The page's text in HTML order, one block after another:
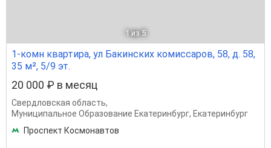
1 из 5
1-комн квартира, ул Бакинских комиссаров, 58, д. 58,
35 м², 5/9 эт.
20 000 ₽ в месяц
Свердловская область,
Муниципальное Образование Екатеринбург, Екатеринбург
Проспект Космонавтов